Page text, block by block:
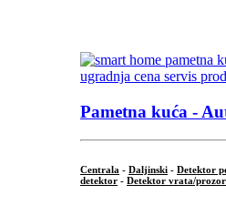
Pametna kuća -
Centrala - Daljinski - Detektor
detektor - Detektor vrata/